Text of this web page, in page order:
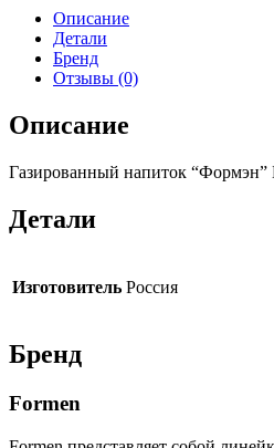
Описание
Детали
Бренд
Отзывы (0)
Описание
Газированный напиток “Формэн”
Детали
Изготовитель Россия
Бренд
Formen